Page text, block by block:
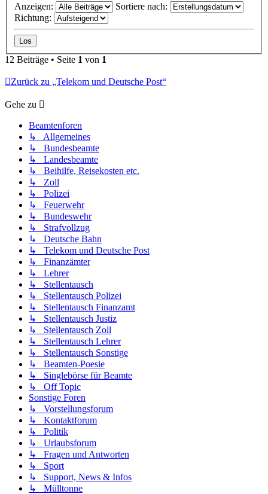
Anzeigen:
Sortiere nach:
Richtung:
12 Beiträge • Seite 1 von 1
Zurück zu „Telekom und Deutsche Post“
Gehe zu
Beamtenforen
↳ Allgemeines
↳ Bundesbeamte
↳ Landesbeamte
↳ Beihilfe, Reisekosten etc.
↳ Zoll
↳ Polizei
↳ Feuerwehr
↳ Bundeswehr
↳ Strafvollzug
↳ Deutsche Bahn
↳ Telekom und Deutsche Post
↳ Finanzämter
↳ Lehrer
↳ Stellentausch
↳ Stellentausch Polizei
↳ Stellentausch Finanzamt
↳ Stellentausch Justiz
↳ Stellentausch Zoll
↳ Stellentausch Lehrer
↳ Stellentausch Sonstige
↳ Beamten-Poesie
↳ Singlebörse für Beamte
↳ Off Topic
Sonstige Foren
↳ Vorstellungsforum
↳ Kontaktforum
↳ Politik
↳ Urlaubsforum
↳ Fragen und Antworten
↳ Sport
↳ Support, News & Infos
↳ Mülltonne